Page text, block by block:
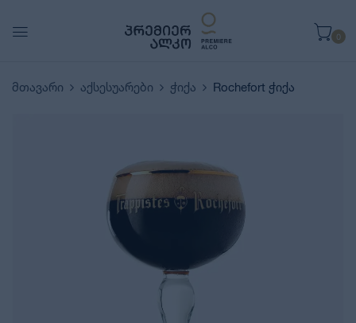
0
მთავარი აქსესუარები ჭიქა Rochefort ჭიქა